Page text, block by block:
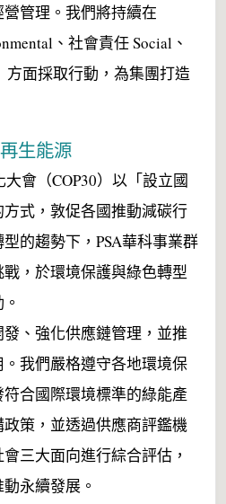
管理。我們將持續在
、社會責任 Social、
方面採取行動，為集團打造
生能源
會（COP30）以「設立國
式，敦促各國推動減碳行
的趨勢下，PSA華科事業群
，於環境保護與綠色轉型
、強化供應鏈管理，並推
我們嚴格遵守各地環境保
合國際環境標準的綠能產
策，並透過供應商評鑑機
三大面向進行綜合評估，
永續發展。